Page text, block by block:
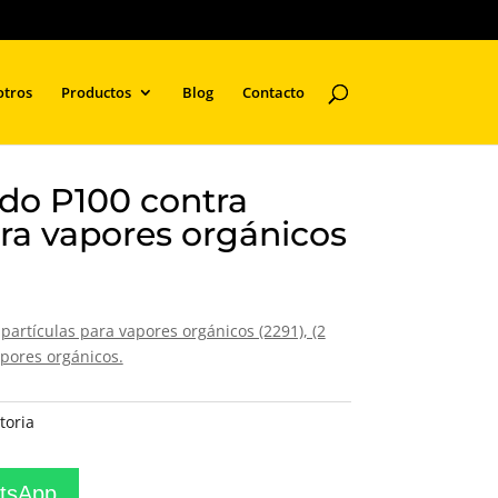
Productos Blog Contacto
P100 contra
vapores orgánicos
para vapores orgánicos (2291), (2
orgánicos.